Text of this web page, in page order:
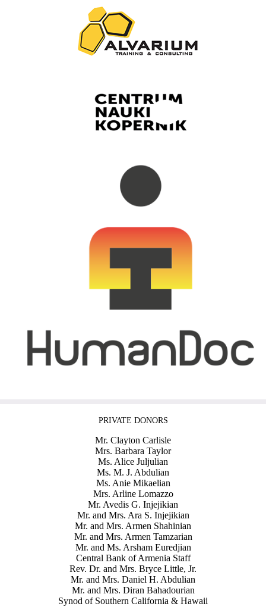
PRIVATE DONORS
Mr. Clayton Carlisle
Mrs. Barbara Taylor
Ms. Alice Juljulian
Ms. M. J. Abdulian
Ms. Anie Mikaelian
Mrs. Arline Lomazzo
Mr. Avedis G. Injejikian
Mr. and Mrs. Ara S. Injejikian
Mr. and Mrs. Armen Shahinian
Mr. and Mrs. Armen Tamzarian
Mr. and Ms. Arsham Euredjian
Central Bank of Armenia Staff
Rev. Dr. and Mrs. Bryce Little, Jr.
Mr. and Mrs. Daniel H. Abdulian
Mr. and Mrs. Diran Bahadourian
Synod of Southern California & Hawaii